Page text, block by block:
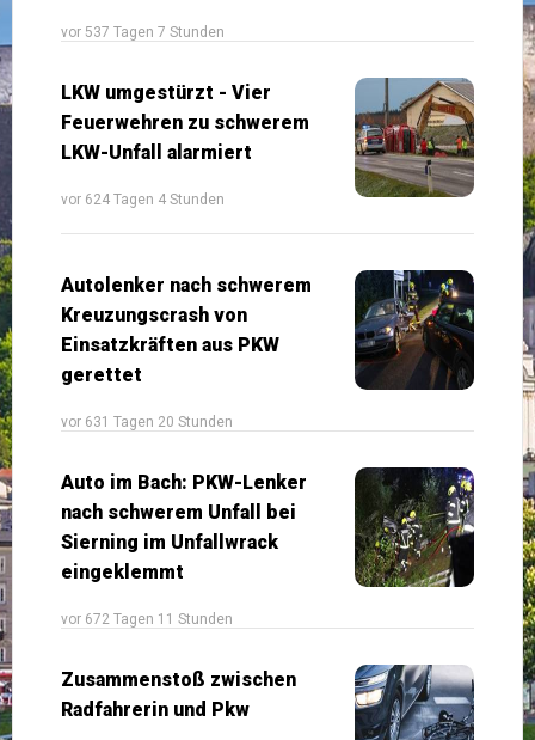
vor 537 Tagen 7 Stunden
LKW umgestürzt - Vier
Feuerwehren zu schwerem
LKW-Unfall alarmiert
vor 624 Tagen 4 Stunden
Autolenker nach schwerem
Kreuzungscrash von
Einsatzkräften aus PKW
gerettet
vor 631 Tagen 20 Stunden
Auto im Bach: PKW-Lenker
nach schwerem Unfall bei
Sierning im Unfallwrack
eingeklemmt
vor 672 Tagen 11 Stunden
Zusammenstoß zwischen
Radfahrerin und Pkw